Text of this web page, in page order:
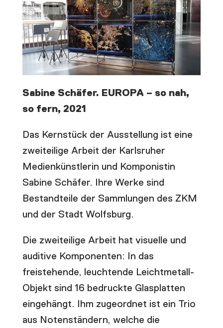
Sabine Schäfer. EUROPA – so nah,
so fern, 2021
Das Kernstück der Ausstellung ist eine
zweiteilige Arbeit der Karlsruher
Medienkünstlerin und Komponistin
Sabine Schäfer. Ihre Werke sind
Bestandteile der Sammlungen des ZKM
und der Stadt Wolfsburg.
Die zweiteilige Arbeit hat visuelle und
auditive Komponenten: In das
freistehende, leuchtende Leichtmetall-
Objekt sind 16 bedruckte Glasplatten
eingehängt. Ihm zugeordnet ist ein Trio
aus Notenständern, welche die